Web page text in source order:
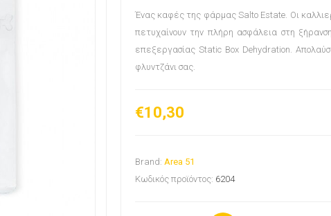
Ένας καφές της φάρμας Salto Estate. Οι
πετυχαίνουν την πλήρη ασφάλεια στη
επεξεργασίας Static Box Dehydration.
φλυντζάνι σας.
€10,30
Brand: Area 51
Κωδικός προϊόντος: 6204